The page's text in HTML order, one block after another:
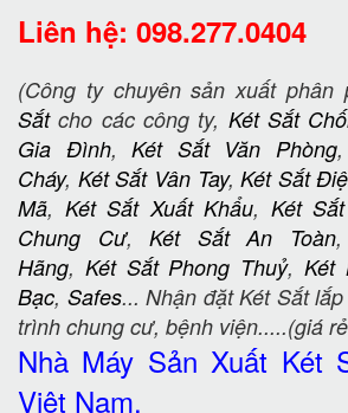
Liên hệ: 098.277.0404
(Công ty chuyên sản xuất phân
Sắtcho các công ty, Két Sắt
Gia Đình, Két Sắt Văn Phòng,
Cháy, Két Sắt Vân Tay,Két Sắt
Mã, Két Sắt Xuất Khẩu, Két
Chung Cư, Két Sắt An Toàn,
Hãng, Két Sắt Phong Thuỷ, Két
Bạc, Safes... Nhận đặt Két Sắt
trình chung cư, bệnh viện.....(giá
Nhà Máy Sản Xuất Két
Việt Nam.